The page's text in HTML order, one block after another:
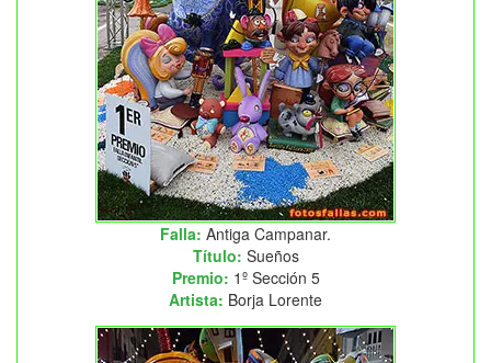
Falla: Antiga Campanar.
Título: Sueños
Premio: 1º Sección 5
Artista: Borja Lorente